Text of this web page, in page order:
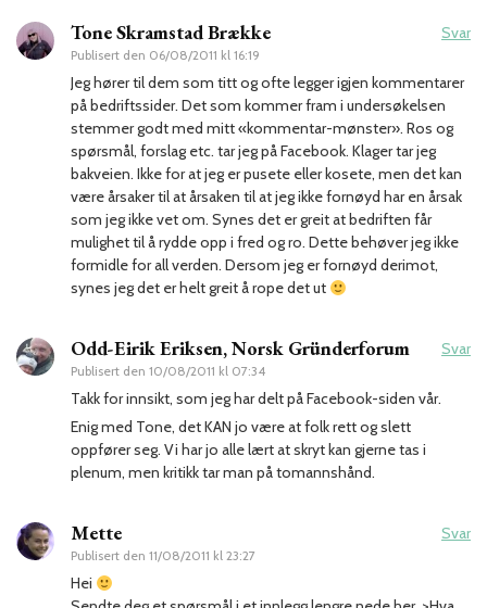
Tone Skramstad Brække
Publisert den 06/08/2011 kl 16:19
Svar
Jeg hører til dem som titt og ofte legger igjen kommentarer
på bedriftssider. Det som kommer fram i undersøkelsen
stemmer godt med mitt «kommentar-mønster». Ros og
spørsmål, forslag etc. tar jeg på Facebook. Klager tar jeg
bakveien. Ikke for at jeg er pusete eller kosete, men det kan
være årsaker til at årsaken til at jeg ikke fornøyd har en årsak
som jeg ikke vet om. Synes det er greit at bedriften får
mulighet til å rydde opp i fred og ro. Dette behøver jeg ikke
formidle for all verden. Dersom jeg er fornøyd derimot,
synes jeg det er helt greit å rope det ut
Odd-Eirik Eriksen, Norsk Gründerforum
Publisert den 10/08/2011 kl 07:34
Svar
Takk for innsikt, som jeg har delt på Facebook-siden vår.
Enig med Tone, det KAN jo være at folk rett og slett
oppfører seg. Vi har jo alle lært at skryt kan gjerne tas i
plenum, men kritikk tar man på tomannshånd.
Mette
Publisert den 11/08/2011 kl 23:27
Svar
Hei